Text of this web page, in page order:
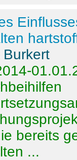
Burkert
bereits
...